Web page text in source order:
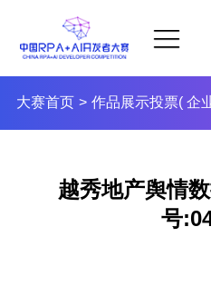
大赛首页 > 作品展示投票( 企
越秀地产舆情
号